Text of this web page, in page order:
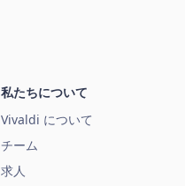
私たちについて
Vivaldi について
チーム
求人